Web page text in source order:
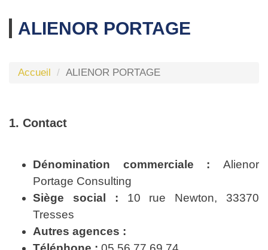
ALIENOR PORTAGE
Accueil ALIENOR PORTAGE
1. Contact
Dénomination commerciale : Alienor
Portage Consulting
Siège social : 10 rue Newton, 33370
Tresses
Autres agences :